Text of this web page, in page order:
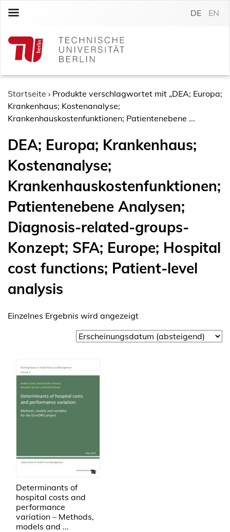
c
DE EN
Startseite › Produkte verschlagwortet mit „DEA; Europa;
Krankenhaus; Kostenanalyse;
Krankenhauskostenfunktionen; Patientenebene ...
DEA; Europa; Krankenhaus;
Kostenanalyse;
Krankenhauskostenfunktionen;
Patientenebene Analysen;
Diagnosis-related-groups-
Konzept; SFA; Europe; Hospital
cost functions; Patient-level
analysis
Einzelnes Ergebnis wird angezeigt
Determinants of
hospital costs and
performance
variation – Methods,
models and ...